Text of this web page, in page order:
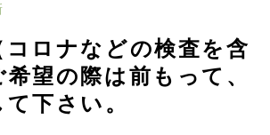
コロナなどの検査を含
望の際は前もって、
下さい。